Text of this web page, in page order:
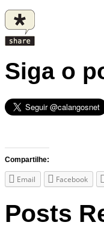
Siga o
Compartilhe:
Email Facebook
Posts